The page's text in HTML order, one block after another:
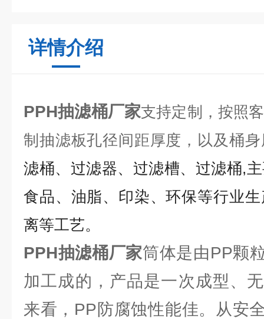
详情介绍
PPH抽滤桶厂家支持定制，按照
制抽滤板孔径间距厚度，以及桶
滤桶、过滤器、过滤槽、过滤桶,
食品、油脂、印染、环保等行业
离等工艺。
PPH抽滤桶厂家筒体是由PP颗
加工成的，产品是一次成型、
来看，PP防腐蚀性能佳。从安